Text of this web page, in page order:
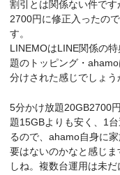
割引とは関係ない件で
2700円に修正入ったの
す。
LINEMOはLINE関係の
題のトッピング・
分けされた感じでしょう
5分かけ放題20GB2700
題15GBよりも安く、1
るので、ahamo自身に
要はないのかなと感じ
しね。複数台運用は未